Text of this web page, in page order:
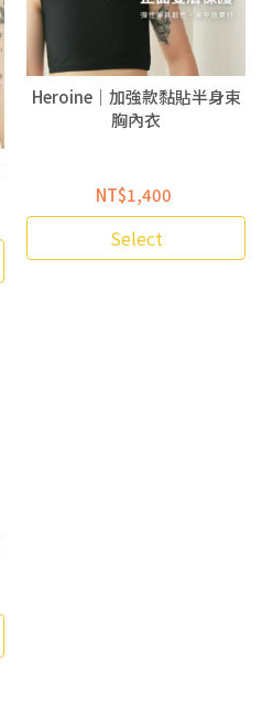
Heroine｜加強款黏貼半身束
胸內衣
NT$1,400
Select